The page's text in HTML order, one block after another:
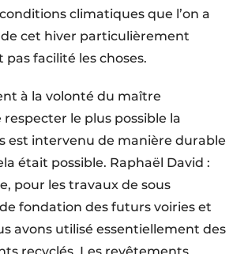
climatiques que l’on a
cet hiver particulièrement
pas facilité les choses.
à la volonté du maître
respecter le plus possible la
est intervenu de manière durable
était possible. Raphaël David :
pour les travaux de sous
fondation des futurs voiries et
avons utilisé essentiellement des